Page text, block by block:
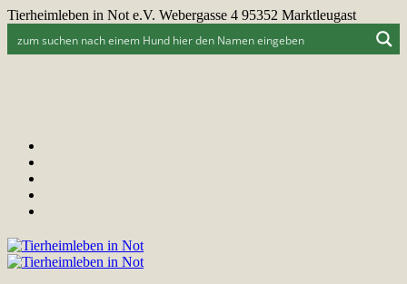
Tierheimleben in Not e.V. Webergasse 4 95352 Marktleugast